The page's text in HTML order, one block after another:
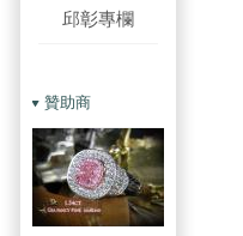
邱彰專欄
贊助商